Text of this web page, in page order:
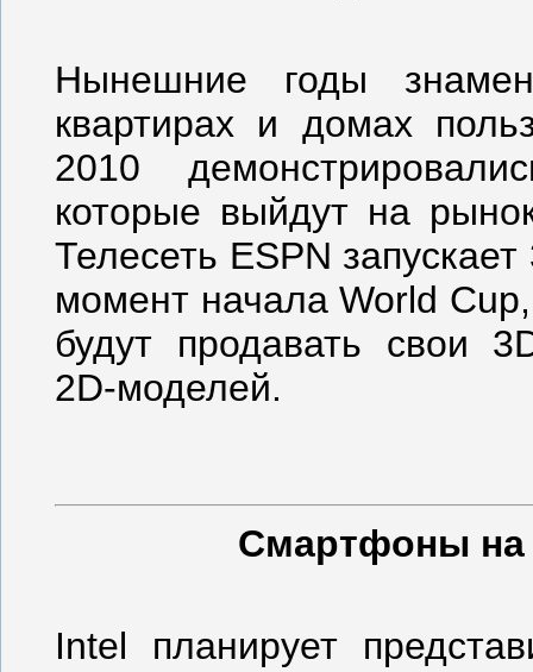
Нынешние годы
квартирах и домах
2010
которые выйдут на
Телесеть ESPN
момент начала World
будут продавать свои
2D-моделей.
Смартфоны на
Intel планирует